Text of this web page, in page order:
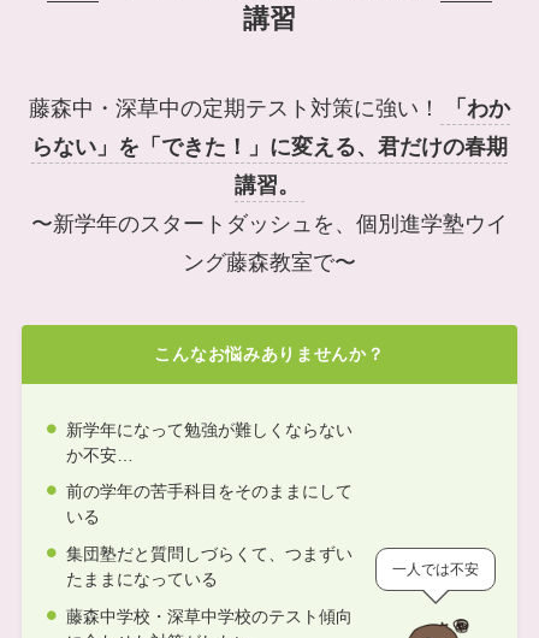
講習
藤森中・深草中の定期テスト対策に強い！
「わか
らない」を「できた！」に変える、君だけの春期
講習。
〜新学年のスタートダッシュを、個別進学塾ウイ
ング藤森教室で〜
こんなお悩みありませんか？
新学年になって勉強が難しくならない
か不安…
前の学年の苦手科目をそのままにして
いる
集団塾だと質問しづらくて、つまずい
たままになっている
藤森中学校・深草中学校のテスト傾向
一人では不安